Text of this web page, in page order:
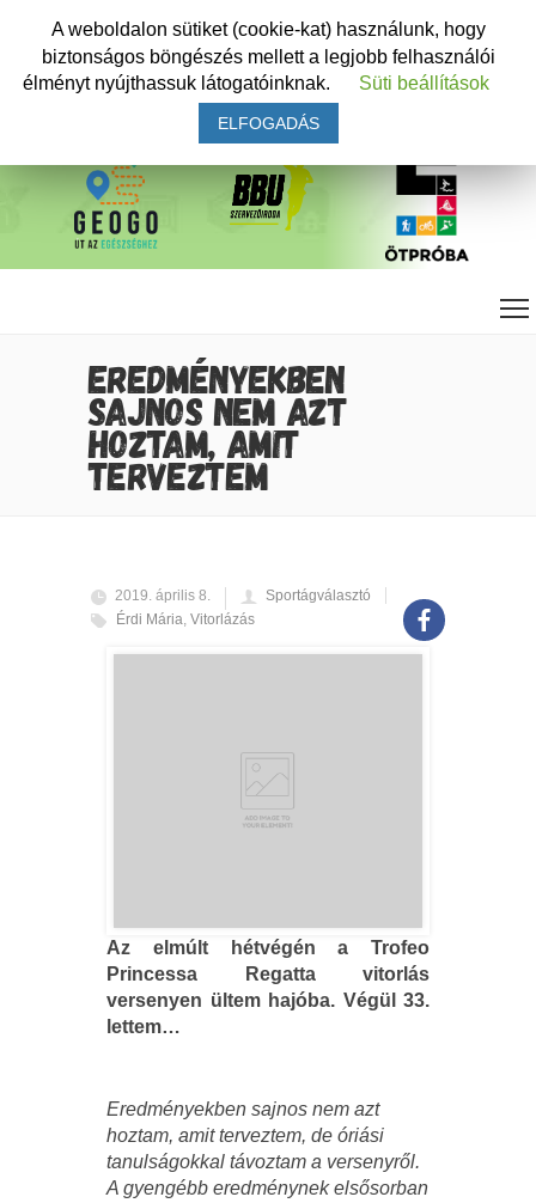
EREDMÉNYEKBEN
SAJNOS NEM AZT
HOZTAM, AMIT
TERVEZTEM
2019. április 8.
Sportágválasztó
Érdi Mária, Vitorlázás
Az elmúlt hétvégén a Trofeo
Princessa Regatta vitorlás
versenyen ültem hajóba. Végül 33.
lettem…
Eredményekben sajnos nem azt
hoztam, amit terveztem, de óriási
tanulságokkal távoztam a versenyről.
A gyengébb eredménynek elsősorban
A weboldalon sütiket (cookie-kat) használunk, hogy
biztonságos böngészés mellett a legjobb felhasználói
élményt nyújthassuk látogatóinknak.
Süti beállítások
ELFOGADÁS